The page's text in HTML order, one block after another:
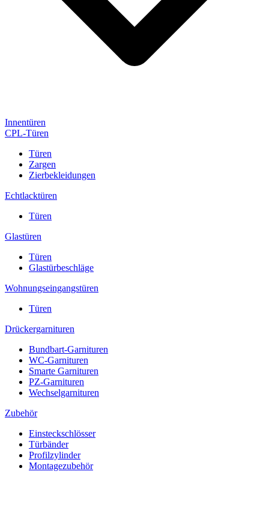
Innentüren
CPL-Türen
Türen
Zargen
Zierbekleidungen
Echtlacktüren
Türen
Glastüren
Türen
Glastürbeschläge
Wohnungseingangstüren
Türen
Drückergarnituren
Bundbart-Garnituren
WC-Garnituren
Smarte Garnituren
PZ-Garnituren
Wechselgarnituren
Zubehör
Einsteckschlösser
Türbänder
Profilzylinder
Montagezubehör